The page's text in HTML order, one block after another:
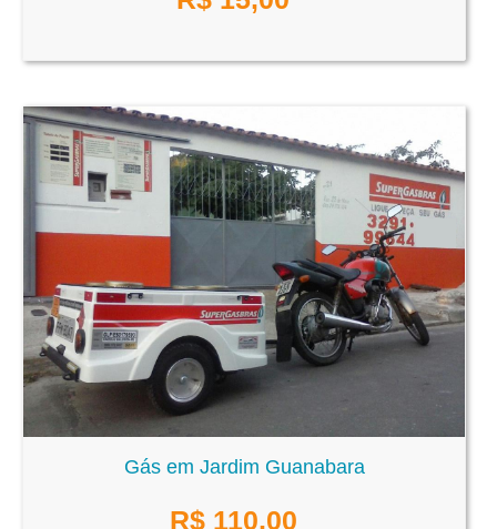
Gás em Jardim Guanabara
R$ 110,00